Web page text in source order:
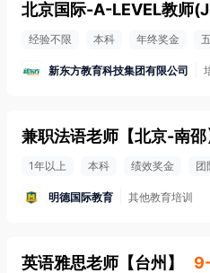
北京国际-A-LEVEL教师
经验不限 本科 年终奖金
新东方教育科技集团有限公司
兼职法语老师 【北京-南邵
1年以上 本科 绩效奖金 团
明德国际教育 其他教育培训
英语雅思老师 【台州 】